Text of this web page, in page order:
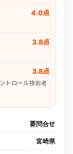
4.0点
3.8点
3.8点
トロール技術者
要問合せ
宮崎県